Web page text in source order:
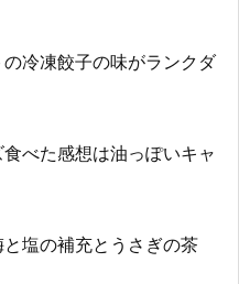
冷凍餃子の味がランクダ
べた感想は油っぽいキャ
塩の補充とうさぎの茶